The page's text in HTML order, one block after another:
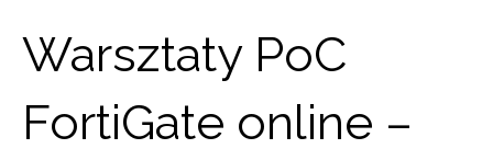
Warsztaty PoC
FortiGate online –